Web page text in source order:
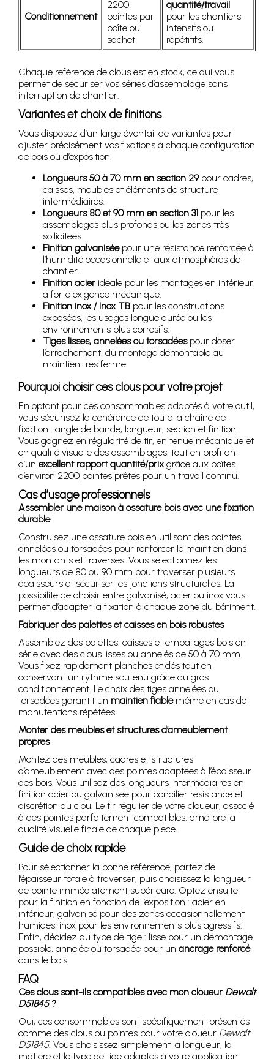
Conditionnement
2200
pointes par
boîte ou
sachet
quantité/travail
pour les chantiers
intensifs ou
répétitifs.
Chaque référence de clous est en stock, ce qui vous
permet de sécuriser vos séries d’assemblage sans
interruption de chantier.
Variantes et choix de finitions
Vous disposez d’un large éventail de variantes pour
ajuster précisément vos fixations à chaque configuration
de bois ou d’exposition.
Longueurs 50 à 70 mm en section 29pour cadres,
caisses, meubles et éléments de structure
intermédiaires.
Longueurs 80 et 90 mm en section 31 pour les
assemblages plus profonds ou les zones très
sollicitées.
Finition galvaniséepour une résistance renforcée à
l’humidité occasionnelle et aux atmosphères de
chantier.
Finition acieridéale pour les montages en intérieur
à forte exigence mécanique.
Finition inox / Inox TB pour les constructions
exposées, les usages longue durée ou les
environnements plus corrosifs.
Tiges lisses, annelées ou torsadéespour doser
l’arrachement, du montage démontable au
maintien très ferme.
Pourquoi choisir ces clous pour votre projet
En optant pour ces consommables adaptés à votre outil,
vous sécurisez la cohérence de toute la chaîne de
fixation : angle de bande, longueur, section et finition.
Vous gagnez en régularité de tir, en tenue mécanique et
en qualité visuelle des assemblages, tout en profitant
d’un excellent rapport quantité/prixgrâce aux boîtes
d’environ 2200 pointes prêtes pour un travail continu.
Cas d’usage professionnels
Assembler une maison à ossature bois avec une fixation
durable
Construisez une ossature bois en utilisant des pointes
annelées ou torsadées pour renforcer le maintien dans
les montants et traverses. Vous sélectionnez les
longueurs de 80 ou 90 mm pour traverser plusieurs
épaisseurs et sécuriser les jonctions structurelles. La
possibilité de choisir entre galvanisé, acier ou inox vous
permet d’adapter la fixation à chaque zone du bâtiment.
Fabriquer des palettes et caisses en bois robustes
Assemblez des palettes, caisses et emballages bois en
série avec des clous lisses ou annelés de 50 à 70 mm.
Vous fixez rapidement planches et dés tout en
conservant un rythme soutenu grâce au gros
conditionnement. Le choix des tiges annelées ou
torsadées garantit un maintien fiablemême en cas de
manutentions répétées.
Monter des meubles et structures d’ameublement
propres
Montez des meubles, cadres et structures
d’ameublement avec des pointes adaptées à l’épaisseur
des bois. Vous utilisez des longueurs intermédiaires en
finition acier ou galvanisée pour concilier résistance et
discrétion du clou. Le tir régulier de votre cloueur, associé
à des pointes parfaitement compatibles, améliore la
qualité visuelle finale de chaque pièce.
Guide de choix rapide
Pour sélectionner la bonne référence, partez de
l’épaisseur totale à traverser, puis choisissez la longueur
de pointe immédiatement supérieure. Optez ensuite
pour la finition en fonction de l’exposition : acier en
intérieur, galvanisé pour des zones occasionnellement
humides, inox pour les environnements plus agressifs.
Enfin, décidez du type de tige : lisse pour un démontage
possible, annelée ou torsadée pour un ancrage renforcé
dans le bois.
FAQ
Ces clous sont-ils compatibles avec mon cloueur Dewalt
D51845?
Oui, ces consommables sont spécifiquement présentés
comme des clous ou pointes pour votre cloueur Dewalt
D51845. Vous choisissez simplement la longueur, la
matière et le type de tige adaptés à votre application.